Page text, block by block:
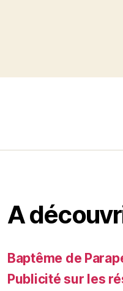
A
Baptême de
Publicité sur les